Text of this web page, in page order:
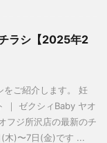
ラシ【2025年2
をご紹介します。 妊
｜ ゼクシィBaby ヤオ
フジ所沢店の最新のチ
木)〜7日(金)です ...